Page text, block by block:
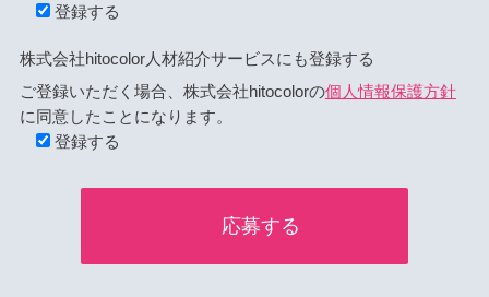
登録する
株式会社hitocolor人材紹介サービスにも登録する
ご登録いただく場合、株式会社hitocolorの個人情報保護方針
に同意したことになります。
登録する